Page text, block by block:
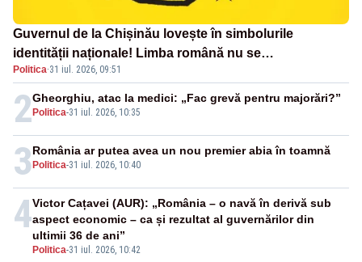
Guvernul de la Chișinău lovește în simbolurile
identității naționale! Limba română nu se
economisește! Limba română se sărbătorește!
Politica·31 iul. 2026, 09:51
2 Politica-31 iul. 2026, 10:35
Gheorghiu, atac la medici: „Fac grevă pentru majorări?”
3 Politica-31 iul. 2026, 10:40
România ar putea avea un nou premier abia în toamnă
4
Politica-31 iul. 2026, 10:42
Victor Cațavei (AUR): „România – o navă în derivă sub
aspect economic – ca și rezultat al guvernărilor din
ultimii 36 de ani”